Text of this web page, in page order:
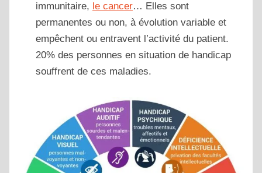
immunitaire, le cancer… Elles sont
permanentes ou non, à évolution variable et
empêchent ou entravent l’activité du patient.
20% des personnes en situation de handicap
souffrent de ces maladies.